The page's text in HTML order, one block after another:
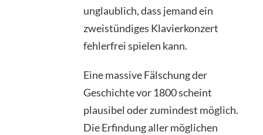
unglaublich, dass jemand ein
zweistündiges Klavierkonzert
fehlerfrei spielen kann.
Eine massive Fälschung der
Geschichte vor 1800 scheint
plausibel oder zumindest möglich.
Die Erfindung aller möglichen